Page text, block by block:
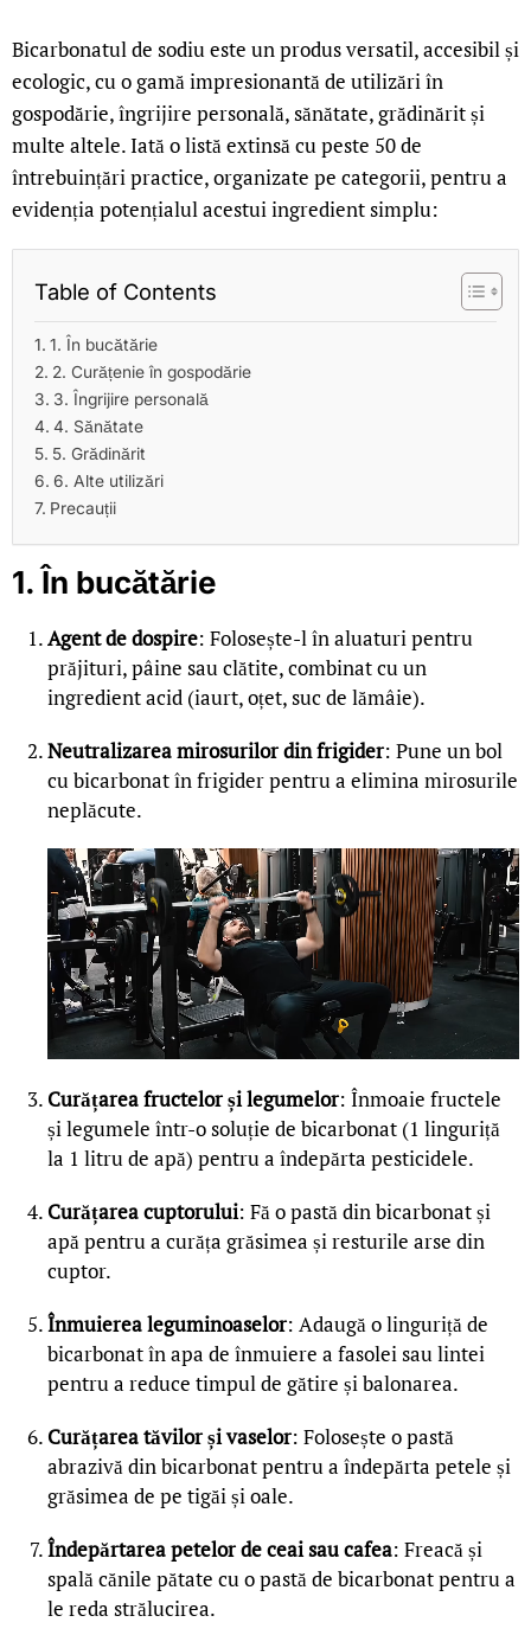
Bicarbonatul de sodiu este un produs versatil, accesibil și
ecologic, cu o gamă impresionantă de utilizări în
gospodărie, îngrijire personală, sănătate, grădinărit și
multe altele. Iată o listă extinsă cu peste 50 de
întrebuințări practice, organizate pe categorii, pentru a
evidenția potențialul acestui ingredient simplu:
Table of Contents
1. În bucătărie
2. Curățenie în gospodărie
3. Îngrijire personală
4. Sănătate
5. Grădinărit
6. Alte utilizări
Precauții
1. În bucătărie
Agent de dospire: Folosește-l în aluaturi pentru
prăjituri, pâine sau clătite, combinat cu un
ingredient acid (iaurt, oțet, suc de lămâie).
Neutralizarea mirosurilor din frigider: Pune un bol
cu bicarbonat în frigider pentru a elimina mirosurile
neplăcute.
Curățarea fructelor și legumelor: Înmoaie fructele
și legumele într-o soluție de bicarbonat (1 linguriță
la 1 litru de apă) pentru a îndepărta pesticidele.
Curățarea cuptorului: Fă o pastă din bicarbonat și
apă pentru a curăța grăsimea și resturile arse din
cuptor.
Înmuierea leguminoaselor: Adaugă o linguriță de
bicarbonat în apa de înmuiere a fasolei sau lintei
pentru a reduce timpul de gătire și balonarea.
Curățarea tăvilor și vaselor: Folosește o pastă
abrazivă din bicarbonat pentru a îndepărta petele și
grăsimea de pe tigăi și oale.
Îndepărtarea petelor de ceai sau cafea: Freacă și
spală cănile pătate cu o pastă de bicarbonat pentru a
le reda strălucirea.